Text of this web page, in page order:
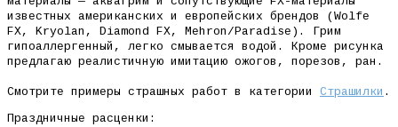
известных американских и европейских брендов (Wolfe
FX, Kryolan, Diamond FX, Mehron/Paradise). Грим
гипоаллергенный, легко смывается водой. Кроме рисунка
предлагаю реалистичную имитацию ожогов, порезов, ран.
Смотрите примеры страшных работ в категории Страшилки .
Праздничные расценки: